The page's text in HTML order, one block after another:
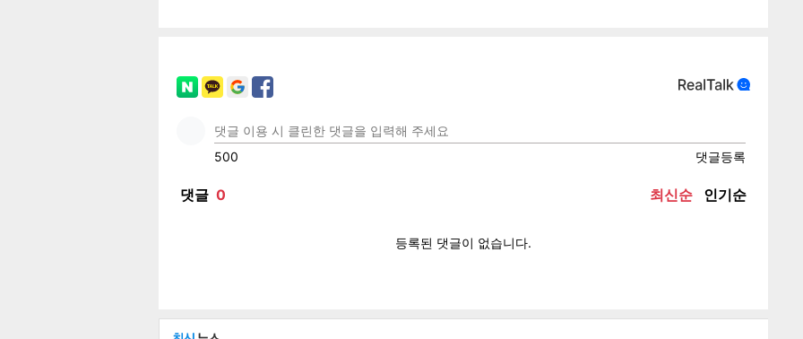
트위 카카 인쇄 목록